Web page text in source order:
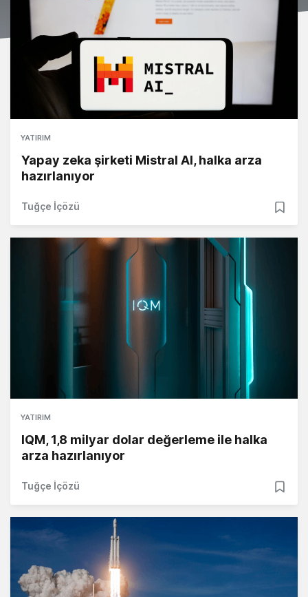
YATIRIM
Yapay zeka şirketi Mistral AI, halka arza
hazırlanıyor
Tuğçe İçözü
YATIRIM
IQM, 1,8 milyar dolar değerleme ile halka
arza hazırlanıyor
Tuğçe İçözü